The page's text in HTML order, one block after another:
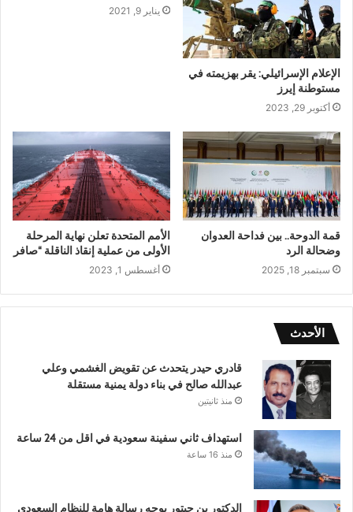
الإعلام الإسرائيلي: يقر بهزيمته في
مستوطنة إيرز
أكتوبر 29, 2023
يناير 9, 2021
قمة الدوحة.. بين فداحة العدوان
وضحالة الرد
سبتمبر 18, 2025
الأمم المتحدة تعلن نهاية المرحلة
الأولى من عملية إنقاذ الناقلة “صافر
أغسطس 1, 2023
الأحدث
قادري حيدر يتحدث عن تقويض الغشمي وعلي
عبدالله صالح في بناء دولة يمنية مستقلة
منذ ثانيتين
استهداف ثاني سفينة سعودية في اقل من 24 ساعة
منذ 16 ساعة
الدكتور بن حبتور يوجه رسالة هامة للنظام السعودي